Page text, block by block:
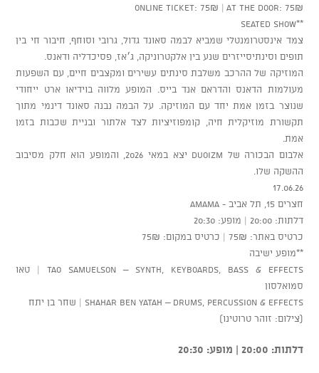
Online ticket: 75₪ | At the door: 75₪
**Seated show
צמד אינסטרומנטלי שמביא לבמה סאונד גדול, גרובי וסוחף, חיבור חי בין
תופים וסינתיסייזרים שנע בין אלקטרוניקה, ג׳אז, פסיכדליה ודאנס.
המוזיקה של ההרכב משלבת סינתים עשירים ומקצבים חיים, עם השפעות
מעולמות הדאנס והדראם אנד בייס. המופע מלווה בוידיאו ארט ייחודי
שנוצר בזמן אמת יחד עם המוזיקה. על הבמה נבנה סאונד דינמי מתוך
תקשורת מוזיקלית חיה, קומפוזיציות לצד אלתור ובניית שכבות בזמן
אמת.
אלבום הבכורה של Duoizm יצא במאי 2026, והמופע הוא חלק מסיבוב
ההשקה שלו.
17.06.26
חצרים 15, תל אביב - AMAMA
דלתות: 20:00 | מופע: 20:30
כרטיס באתר: 75₪ | כרטיס במקום: 75₪
**מופע ישיבה
Tao Samuelson – Synth, Keyboards, Bass & Effects | טאו
סמואלסון
Shahar Ben Yatah – Drums, Percussion & Effects | שחר בן יתח
(צילום: זוהר טרוטינו)
דלתות: 20:00 | מופע: 20:30